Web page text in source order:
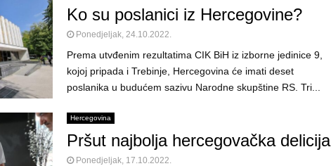
Ko su poslanici iz Hercegovine?
Ponedjeljak, 24.10.2022.
Prema utvđenim rezultatima CIK BiH iz izborne jedinice 9,
kojoj pripada i Trebinje, Hercegovina će imati deset
poslanika u budućem sazivu Narodne skupštine RS. Tri...
Hercegovina
Pršut najbolja hercegovačka delicija
Ponedjeljak, 17.10.2022.